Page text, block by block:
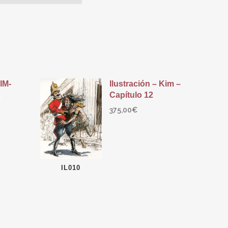
IL010
Ilustración – Kim –
Capítulo 12
375,00€